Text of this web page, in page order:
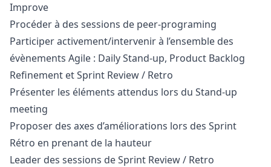
Improve
Procéder à des sessions de peer-programing
Participer activement/intervenir à l’ensemble des
évènements Agile : Daily Stand-up, Product Backlog
Refinement et Sprint Review / Retro
Présenter les éléments attendus lors du Stand-up
meeting
Proposer des axes d’améliorations lors des Sprint
Rétro en prenant de la hauteur
Leader des sessions de Sprint Review / Retro